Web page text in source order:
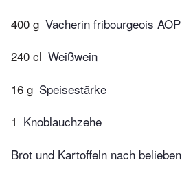
400 g Vacherin fribourgeois AOP
240 cl Weißwein
16 g Speisestärke
1 Knoblauchzehe
Brot und Kartoffeln nach belieben